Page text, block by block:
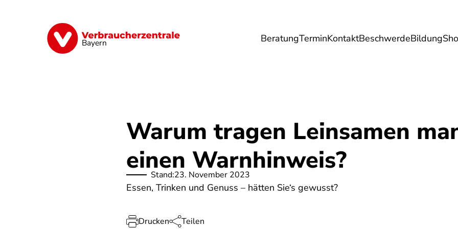
Bayern BeratungTerminKontaktBeschwerdeBildung
Finanzen Digitales Lebensmittel Umwelt Gesundheit Energie
Warum tragen Leinsamen
einen Warnhinweis?
Stand:23. November 2023
Essen, Trinken und Genuss – hätten Sie‘s gewusst?
Drucken Teilen